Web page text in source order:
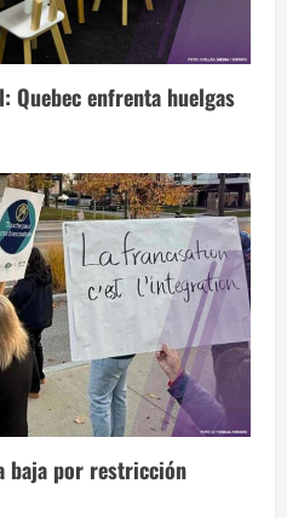
enfrenta huelgas
baja por restricción